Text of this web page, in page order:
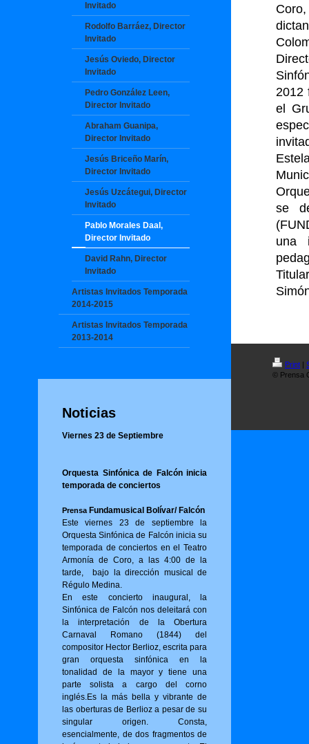
Invitado
Rodolfo Barráez, Director
Invitado
Jesús Oviedo, Director
Invitado
Pedro González Leen,
Director Invitado
Abraham Guanipa,
Director Invitado
Jesús Briceño Marín,
Director Invitado
Jesús Uzcátegui, Director
Invitado
Pablo Morales Daal,
Director Invitado
David Rahn, Director
Invitado
Artistas Invitados Temporada
2014-2015
Artistas Invitados Temporada
2013-2014
Noticias
Viernes 23 de Septiembre
Orquesta Sinfónica de Falcón inicia
temporada de conciertos
PrensaFundamusical Bolívar/ Falcón
Este viernes 23 de septiembre la
Orquesta Sinfónica de Falcón inicia su
temporada de conciertos en el Teatro
Armonía de Coro, a las 4:00 de la
tarde, bajo la dirección musical de
Régulo Medina.
En este concierto inaugural, la
Sinfónica de Falcón nos deleitará con
la interpretación de la Obertura
Carnaval Romano (1844) del
compositor Hector Berlioz, escrita para
gran orquesta sinfónica en la
tonalidad de la mayor y tiene una
parte solista a cargo del corno
inglés.Es la más bella y vibrante de
las oberturas de Berlioz a pesar de su
singular origen. Consta,
esencialmente, de dos fragmentos de
2012
el
se
una
Print |
© Prensa